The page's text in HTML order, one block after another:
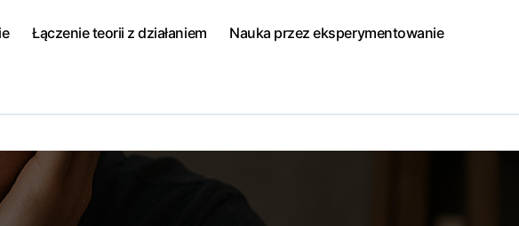
Łączenie teorii z działaniem Nauka przez eksperymentowanie